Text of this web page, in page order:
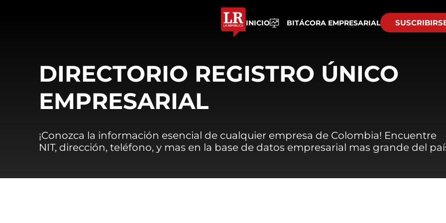
INICIO BITÁCORA EMPRESARIAL
DIRECTORIO REGISTRO ÚNICO
EMPRESARIAL
¡Conozca la información esencial de cualquier empresa de Colombia! Encuentre
NIT, dirección, teléfono, y mas en la base de datos empresarial mas grande del